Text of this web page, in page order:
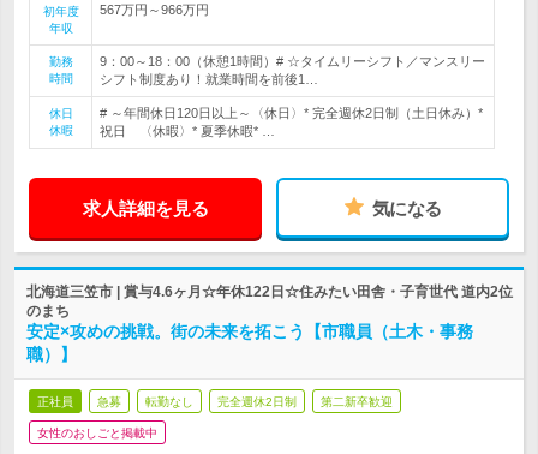
初年度
年収
567万円～966万円
勤務
時間
9：00～18：00（休憩1時間）# ☆タイムリーシフト／マンスリー
シフト制度あり！就業時間を前後1…
休日
休暇
# ～年間休日120日以上～〈休日〉* 完全週休2日制（土日休み）*
祝日 〈休暇〉* 夏季休暇* …
求人詳細を見る 気になる
北海道三笠市 | 賞与4.6ヶ月☆年休122日☆住みたい田舎・子育世代 道内2位
のまち
安定×攻めの挑戦。街の未来を拓こう【市職員（土木・事務
職）】
正社員 急募 転勤なし 完全週休2日制 第二新卒歓迎
女性のおしごと掲載中